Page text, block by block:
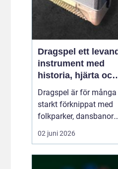
Dragspel ett levande
instrument med
historia, hjärta och
möjligheter
Dragspel är för många
starkt förknippat med
folkparker, dansbanor
och långa
sommarnätter. Men
mer mångsidigt än så. I
02 juni 2026